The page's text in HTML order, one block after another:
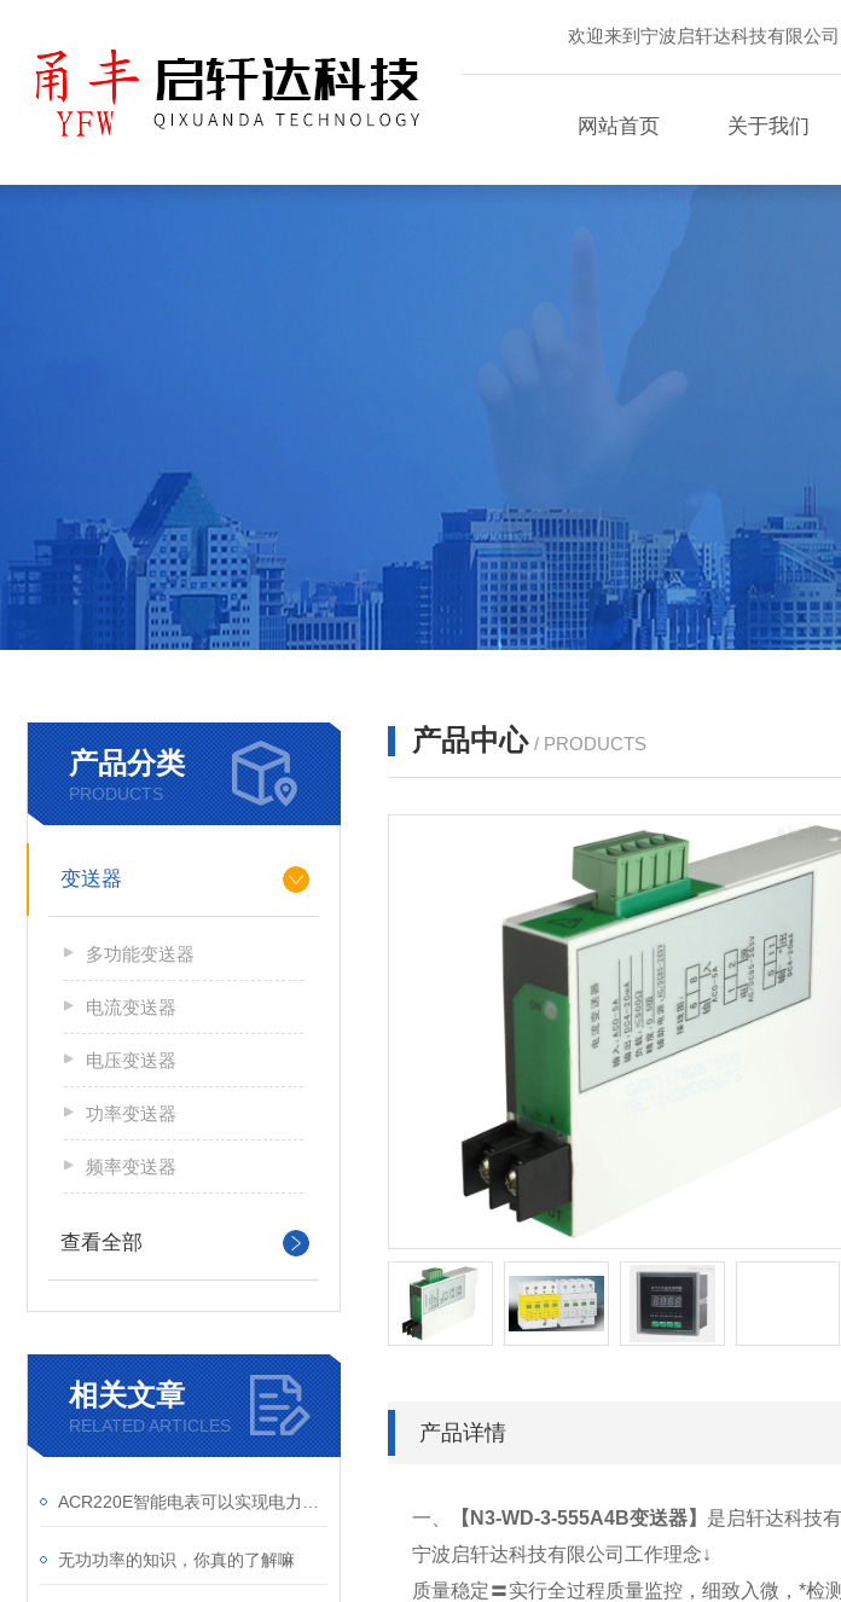
欢迎来到宁波启轩达科技有限公司
网站首页 关于我们
产品分类
PRODUCTS
变送器
多功能变送器
电流变送器
电压变送器
功率变送器
频率变送器
查看全部
相关文章
RELATED ARTICLES
无功功率的知识，你真的了解嘛
产品中心 / PRODUCTS
产品详情
一、 【 N3-WD-3-555A4B变送器】 是启轩达科技
宁波启轩达科技有限公司工作理念↓
质量稳定〓实行全过程质量监控，细致入微，*检测